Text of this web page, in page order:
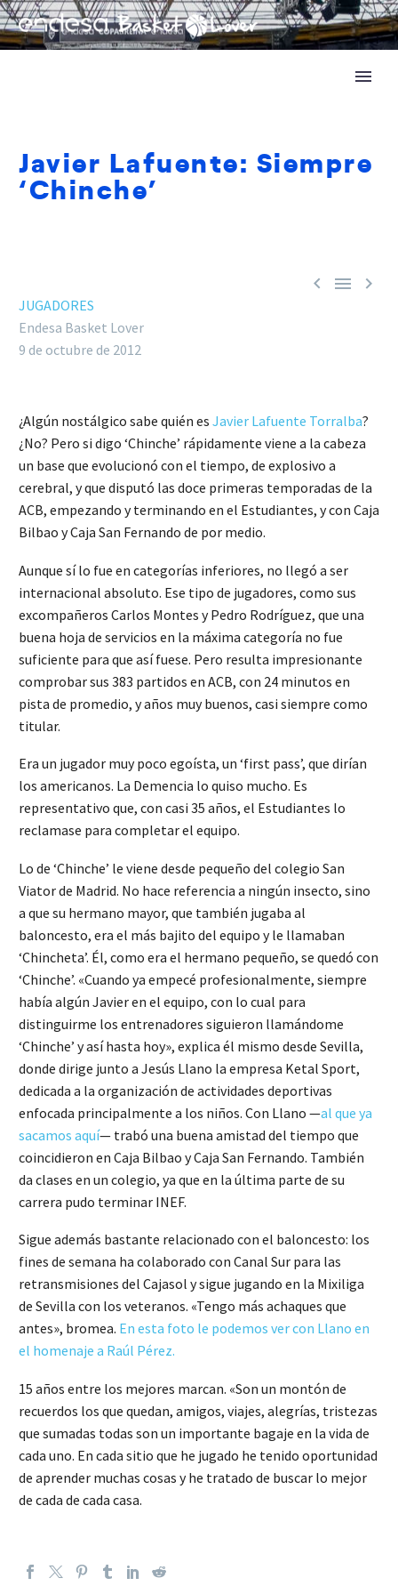
Javier Lafuente: Siempre
‘Chinche’
  
JUGADORES
Endesa Basket Lover
9 de octubre de 2012
¿Algún nostálgico sabe quién es Javier Lafuente Torralba?
¿No? Pero si digo ‘Chinche’ rápidamente viene a la cabeza
un base que evolucionó con el tiempo, de explosivo a
cerebral, y que disputó las doce primeras temporadas de la
ACB, empezando y terminando en el Estudiantes, y con Caja
Bilbao y Caja San Fernando de por medio.
Aunque sí lo fue en categorías inferiores, no llegó a ser
internacional absoluto. Ese tipo de jugadores, como sus
excompañeros Carlos Montes y Pedro Rodríguez, que una
buena hoja de servicios en la máxima categoría no fue
suficiente para que así fuese. Pero resulta impresionante
comprobar sus 383 partidos en ACB, con 24 minutos en
pista de promedio, y años muy buenos, casi siempre como
titular.
Era un jugador muy poco egoísta, un ‘first pass’, que dirían
los americanos. La Demencia lo quiso mucho. Es
representativo que, con casi 35 años, el Estudiantes lo
reclamase para completar el equipo.
Lo de ‘Chinche’ le viene desde pequeño del colegio San
Viator de Madrid. No hace referencia a ningún insecto, sino
a que su hermano mayor, que también jugaba al
baloncesto, era el más bajito del equipo y le llamaban
‘Chincheta’. Él, como era el hermano pequeño, se quedó con
‘Chinche’. «Cuando ya empecé profesionalmente, siempre
había algún Javier en el equipo, con lo cual para
distinguirme los entrenadores siguieron llamándome
‘Chinche’ y así hasta hoy», explica él mismo desde Sevilla,
donde dirige junto a Jesús Llano la empresa Ketal Sport,
dedicada a la organización de actividades deportivas
enfocada principalmente a los niños. Con Llano —al que ya
sacamos aquí— trabó una buena amistad del tiempo que
coincidieron en Caja Bilbao y Caja San Fernando. También
da clases en un colegio, ya que en la última parte de su
carrera pudo terminar INEF.
Sigue además bastante relacionado con el baloncesto: los
fines de semana ha colaborado con Canal Sur para las
retransmisiones del Cajasol y sigue jugando en la Mixiliga
de Sevilla con los veteranos. «Tengo más achaques que
antes», bromea. En esta foto le podemos ver con Llano en
el homenaje a Raúl Pérez.
15 años entre los mejores marcan. «Son un montón de
recuerdos los que quedan, amigos, viajes, alegrías, tristezas
que sumadas todas son un importante bagaje en la vida de
cada uno. En cada sitio que he jugado he tenido oportunidad
de aprender muchas cosas y he tratado de buscar lo mejor
de cada de cada casa.